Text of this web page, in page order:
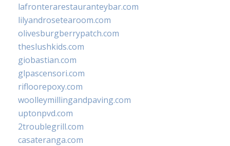
lafronterarestauranteybar.com
lilyandrosetearoom.com
olivesburgberrypatch.com
theslushkids.com
giobastian.com
glpascensori.com
rifloorepoxy.com
woolleymillingandpaving.com
uptonpvd.com
2troublegrill.com
casateranga.com